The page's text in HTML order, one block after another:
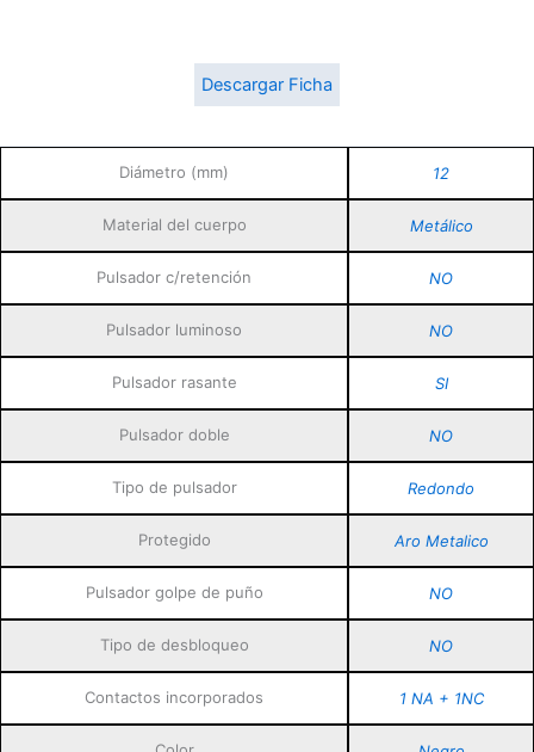
Descargar Ficha
Diámetro (mm) 12
Material del cuerpo Metálico
Pulsador c/retención NO
Pulsador luminoso NO
Pulsador rasante SI
Pulsador doble NO
Tipo de pulsador Redondo
Protegido Aro Metalico
Pulsador golpe de puño NO
Tipo de desbloqueo NO
Contactos incorporados 1 NA + 1NC